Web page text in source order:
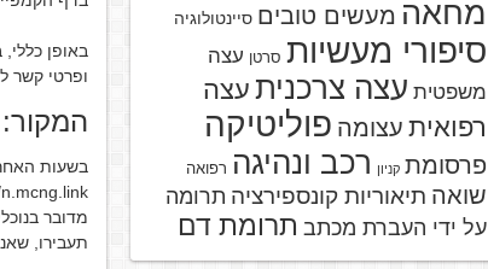
באופן
ופרטי קשר
המקור:
בשעות
מדובר
תעבירו,
מחאה מעשים טובים סיינטולוגיה
סיפורי מעשיות סרטן עצה
משפטית עצה צרכנית עצה
רפואית עצומה פוליטיקה
פרסומת קניון רכב ונהיגה רפואה
שואה תיאוריות קונספירציה תרומה
על ידי העברת מכתב תרומת דם